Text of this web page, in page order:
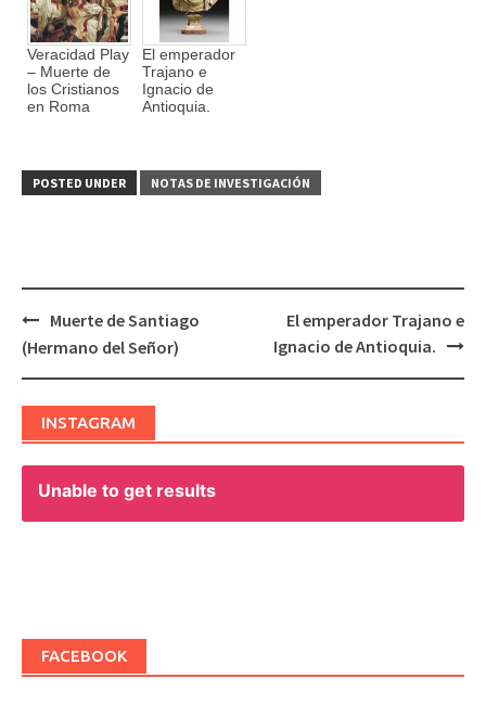
Veracidad Play
– Muerte de
los Cristianos
en Roma
El emperador
Trajano e
Ignacio de
Antioquia.
POSTED UNDER NOTAS DE INVESTIGACIÓN
Post
navigation
Muerte de Santiago
(Hermano del Señor)
El emperador Trajano e
Ignacio de Antioquia.
INSTAGRAM
Unable to get results
FACEBOOK